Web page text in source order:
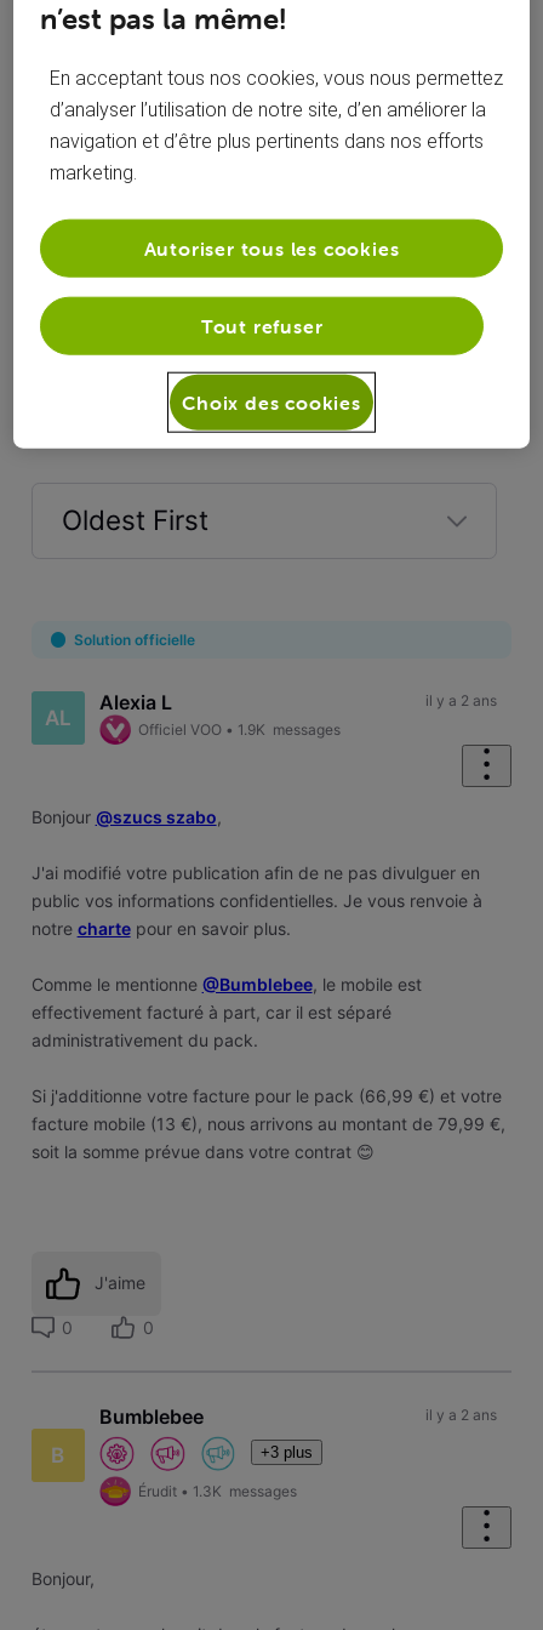
Oldest First
First
Solution officielle
AL
Alexia L
Officiel VOO • 1.9K messages
il y a 2 ans
Bonjour @szucs szabo,
J'ai modifié votre publication afin de ne pas divulguer en
public vos informations confidentielles. Je vous renvoie à
notre chartepour en savoir plus.
Comme le mentionne @Bumblebee, le mobile est
effectivement facturé à part, car il est séparé
administrativement du pack.
Si j'additionne votre facture pour le pack (66,99 €) et votre
facture mobile (13 €), nous arrivons au montant de 79,99 €,
soit la somme prévue dans votre contrat 😊
J'aime
0 0
B
Bumblebee
+3 plus
Érudit • 1.3K messages
il y a 2 ans
Bonjour,
n’est pas la même!
En acceptant tous nos cookies, vous nous permettez
d’analyser l’utilisation de notre site, d’en améliorer la
navigation et d’être plus pertinents dans nos efforts
marketing.
Tout refuser
Autoriser tous les cookies
Choix des cookies